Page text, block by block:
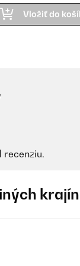
Vložiť do
recenziu.
krajín